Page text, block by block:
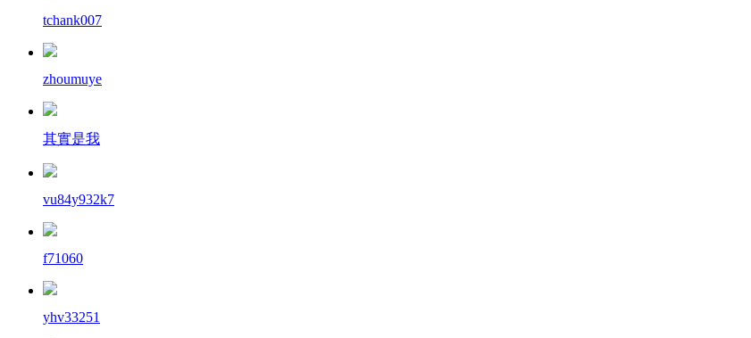
tchank007
zhoumuye
其實是我
vu84y932k7
f71060
yhv33251